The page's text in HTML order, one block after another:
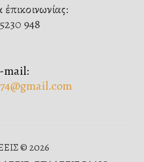
948
mail:
© 2026